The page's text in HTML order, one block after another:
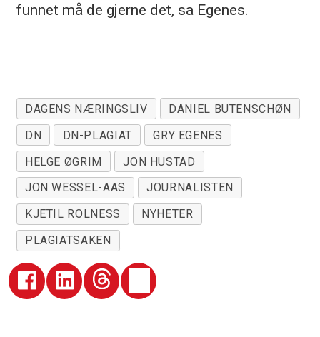
funnet må de gjerne det, sa Egenes.
DAGENS NÆRINGSLIV
DANIEL BUTENSCHØN
DN
DN-PLAGIAT
GRY EGENES
HELGE ØGRIM
JON HUSTAD
JON WESSEL-AAS
JOURNALISTEN
KJETIL ROLNESS
NYHETER
PLAGIATSAKEN